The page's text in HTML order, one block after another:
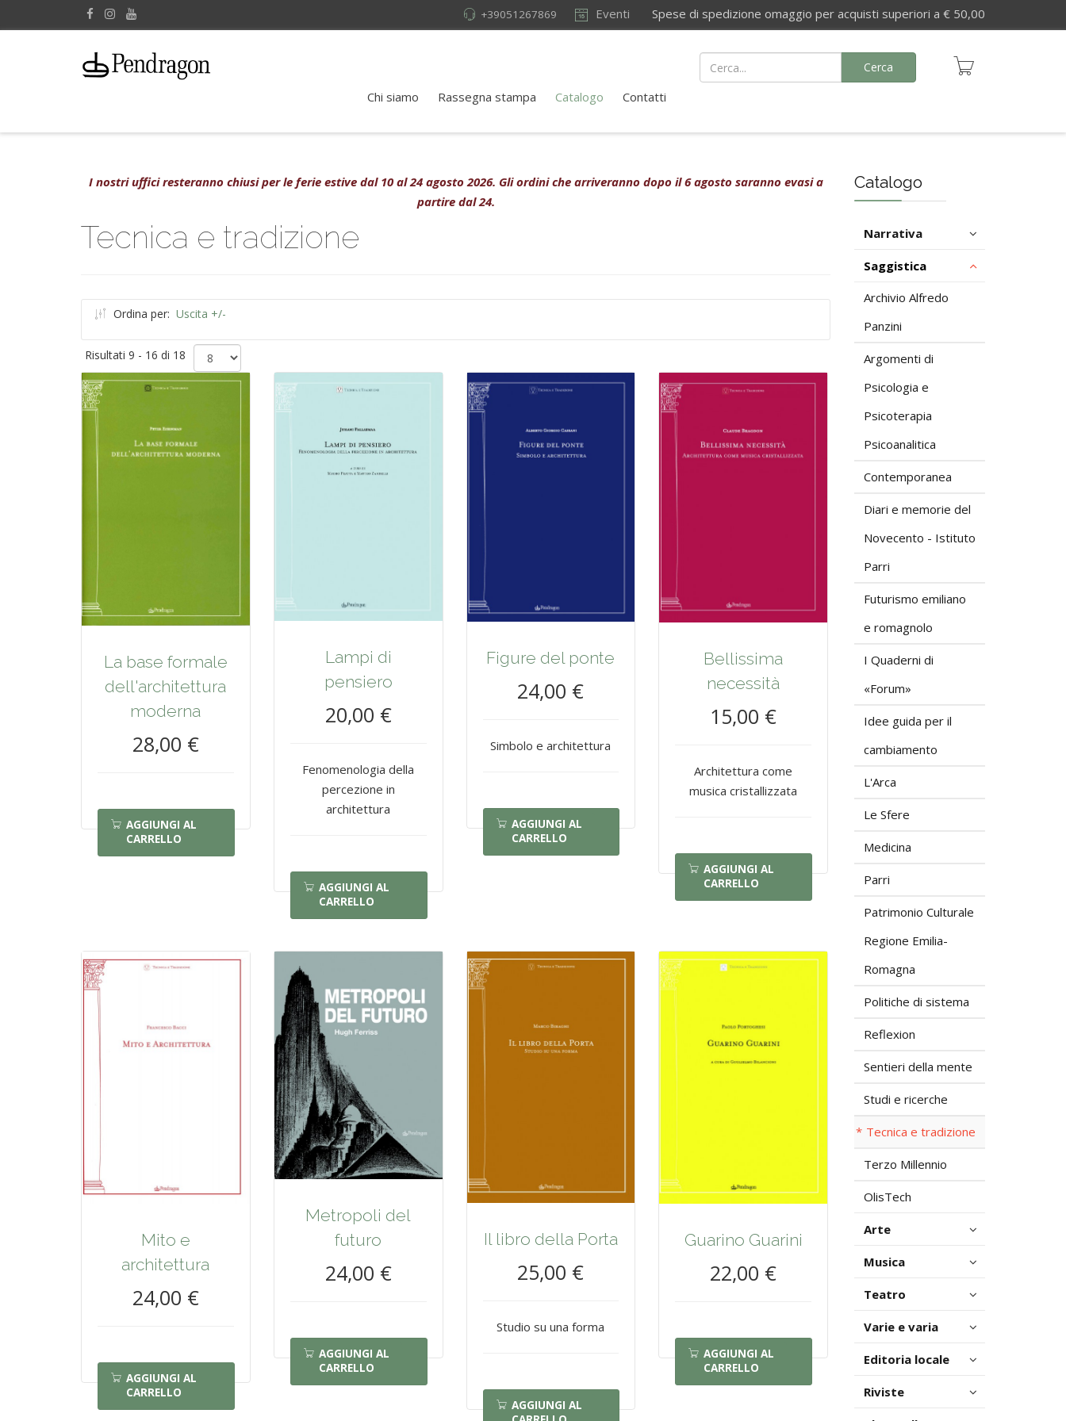
Eventi Spese di spedizione omaggio per acquisti superiori a € 50,00
+39051267869
Chi siamo Rassegna stampa Catalogo Contatti
Cerca
I nostri uffici resteranno chiusi per le ferie estive dal 10 al 24 agosto 2026. Gli ordini che arriveranno dopo il 6 agosto saranno evasi a
partire dal 24.
Tecnica e tradizione
Ordina per: Uscita +/-
Risultati 9 - 16 di 18
La base formale
dell'architettura
moderna
28,00 €
AGGIUNGI AL
CARRELLO
Lampi di
pensiero
20,00 €
Fenomenologia della
percezione in
architettura
AGGIUNGI AL
CARRELLO
Figure del ponte
24,00 €
Simbolo e architettura
AGGIUNGI AL
CARRELLO
Bellissima
necessità
15,00 €
Architettura come
musica cristallizzata
AGGIUNGI AL
CARRELLO
Mito e
architettura
24,00 €
AGGIUNGI AL
CARRELLO
Metropoli del
futuro
24,00 €
AGGIUNGI AL
CARRELLO
Il libro della Porta
25,00 €
Studio su una forma
AGGIUNGI AL
Guarino Guarini
22,00 €
AGGIUNGI AL
CARRELLO
Catalogo
Narrativa
Saggistica
Archivio Alfredo
Panzini
Argomenti di
Psicologia e
Psicoterapia
Psicoanalitica
Contemporanea
Diari e memorie del
Novecento - Istituto
Parri
Futurismo emiliano
e romagnolo
I Quaderni di
«Forum»
Idee guida per il
cambiamento
L'Arca
Le Sfere
Medicina
Parri
Patrimonio Culturale
Regione Emilia-
Romagna
Politiche di sistema
Reflexion
Sentieri della mente
Studi e ricerche
Tecnica e tradizione
Terzo Millennio
OlisTech
Arte
Musica
Teatro
Varie e varia
Editoria locale
Riviste